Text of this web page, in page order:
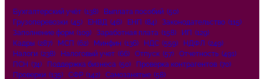
Бухгалтерский учёт (138) Выплата пособий (50)
Грузоперевозки (45) ЕНВД (46) ЕНП (84) Законодательство (115)
Заполнение форм (109) Заработная плата (158) ИП (129)
Кадры (287) МСП (62) Минфин (136) НДС (559) НДФЛ (249)
Налоги (238) Налоговый учет (66) Отпуск (57) Отчетность (491)
ПСН (74) Поддержка бизнеса (50) Проверка контрагентов (70)
Проверки (135) СФР (142) Самозанятые (58)